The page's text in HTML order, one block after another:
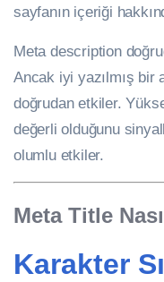
sayfanın içeriği
Meta description
Ancak iyi yazılmış bir
doğrudan etkiler.
değerli olduğunu
olumlu etkiler.
Meta Title
Karakter